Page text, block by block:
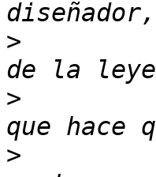
>
>
>